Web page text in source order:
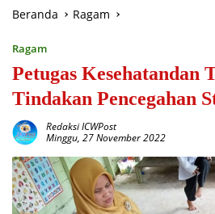
Beranda Ragam
Ragam
Petugas Kesehatandan
Tindakan Pencegahan
Redaksi ICWPost
Minggu, 27 November 2022